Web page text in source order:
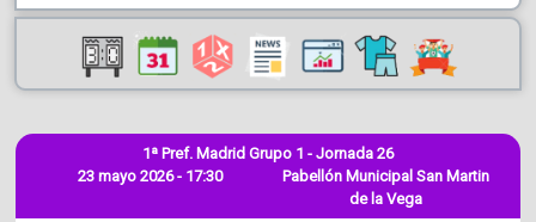
23 mayo 2026 - 17:30
1ª Pref. Madrid Grupo 1 - Jornada 26
Pabellón Municipal San Martin
de la Vega